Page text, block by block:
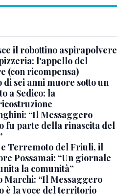
il robottino aspirapolvere
l'appello del
(con ricompensa)
di sei anni muore sotto un
a Sedico: la
“Il Messaggero
fu parte della rinascita del
Terremoto del Friuli, il
Possamai: “Un giornale
la comunità”
Marchi: “Il Messaggero
è la voce del territorio